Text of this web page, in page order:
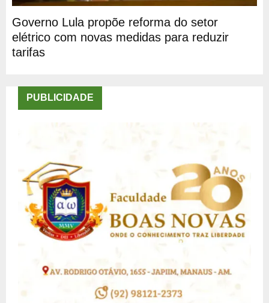
Governo Lula propõe reforma do setor
elétrico com novas medidas para reduzir
tarifas
PUBLICIDADE